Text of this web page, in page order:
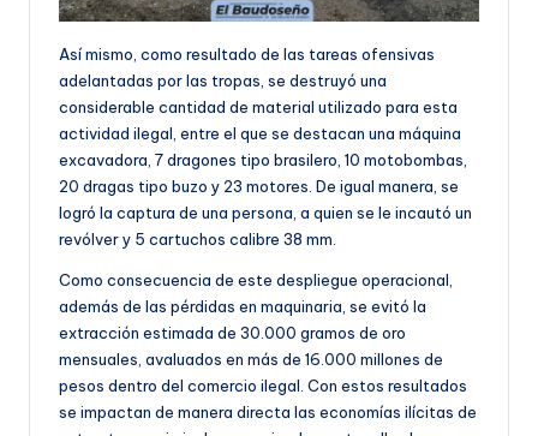
Así mismo, como resultado de las tareas ofensivas
adelantadas por las tropas, se destruyó una
considerable cantidad de material utilizado para esta
actividad ilegal, entre el que se destacan una máquina
excavadora, 7 dragones tipo brasilero, 10 motobombas,
20 dragas tipo buzo y 23 motores. De igual manera, se
logró la captura de una persona, a quien se le incautó un
revólver y 5 cartuchos calibre 38 mm.
Como consecuencia de este despliegue operacional,
además de las pérdidas en maquinaria, se evitó la
extracción estimada de 30.000 gramos de oro
mensuales, avaluados en más de 16.000 millones de
pesos dentro del comercio ilegal. Con estos resultados
se impactan de manera directa las economías ilícitas de